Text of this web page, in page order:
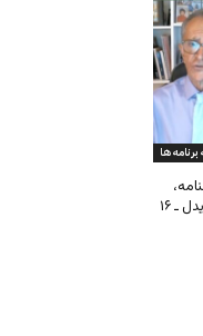
ها
هویت ایرانی و گفت‌وگو با مازیار قویدل ـ ۱۶